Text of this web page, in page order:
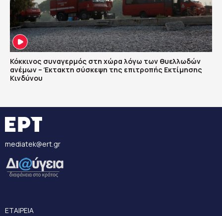
Κόκκινος συναγερμός στη χώρα λόγω των θυελλωδών
ανέμων – Έκτακτη σύσκεψη της επιτροπής Εκτίμησης
Κινδύνου
mediatek@ert.gr
ΕΤΑΙΡΕΙΑ